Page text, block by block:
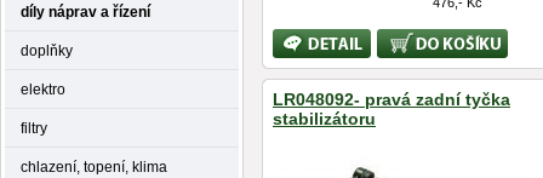
díly náprav a řízení
doplňky
elektro
filtry
chlazení, topení, klima
Bližší
informace
Koupit
LR048092- pravá zadní tyčka
stabilizátoru